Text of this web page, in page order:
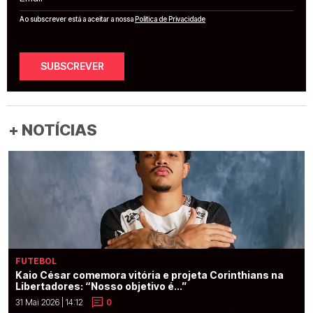
Ao subscrever está a aceitar a nossaPolítica de Privacidade
SUBSCREVER
+ NOTÍCIAS
FUTEBOL
Kaio César comemora vitória e projeta Corinthians na
Libertadores: “Nosso objetivo é...”
31 Mai 2026 | 14:12 0